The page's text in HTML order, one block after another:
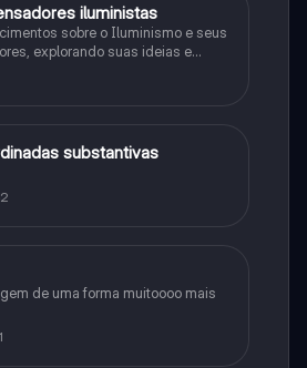
iluministas
sobre o Iluminismo e seus
explorando suas ideias e
substantivas
de uma forma muitoooo mais